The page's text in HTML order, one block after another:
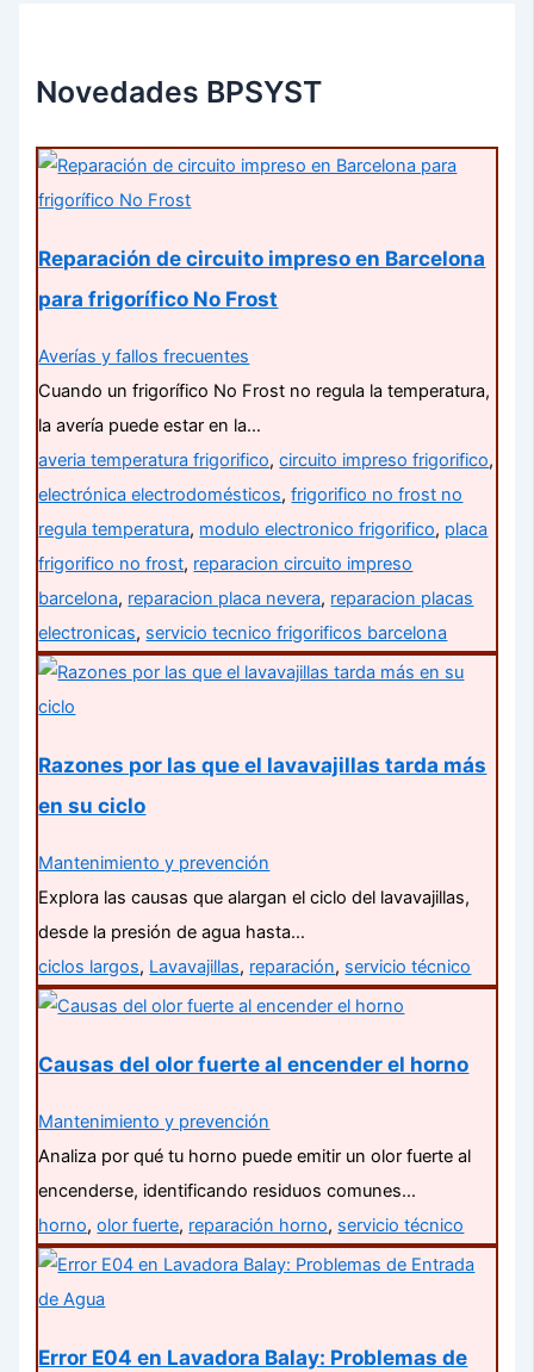
Novedades BPSYST
Reparación de circuito impreso en Barcelona
para frigorífico No Frost
Averías y fallos frecuentes
Cuando un frigorífico No Frost no regula la temperatura,
la avería puede estar en la…
averia temperatura frigorifico,circuito impreso frigorifico,
electrónica electrodomésticos,frigorifico no frost no
regula temperatura, modulo electronico frigorifico, placa
frigorifico no frost, reparacion circuito impreso
barcelona, reparacion placa nevera, reparacion placas
electronicas, servicio tecnico frigorificos barcelona
Razones por las que el lavavajillas tarda más
en su ciclo
Mantenimiento y prevención
Explora las causas que alargan el ciclo del lavavajillas,
desde la presión de agua hasta…
ciclos largos, Lavavajillas, reparación, servicio técnico
Causas del olor fuerte al encender el horno
Mantenimiento y prevención
Analiza por qué tu horno puede emitir un olor fuerte al
encenderse, identificando residuos comunes…
horno,olor fuerte, reparación horno, servicio técnico
Error E04 en Lavadora Balay: Problemas de